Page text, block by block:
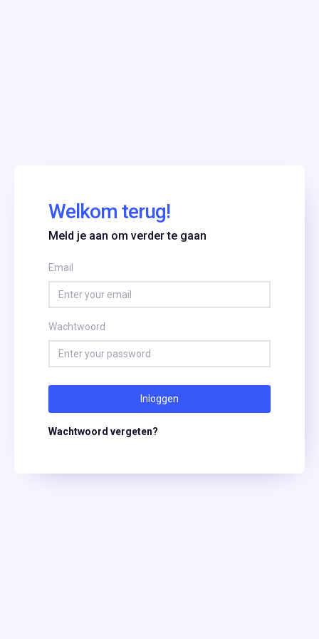
Welkom terug!
Meld je aan om verder te gaan
Email
Wachtwoord
Inloggen
Wachtwoord vergeten?